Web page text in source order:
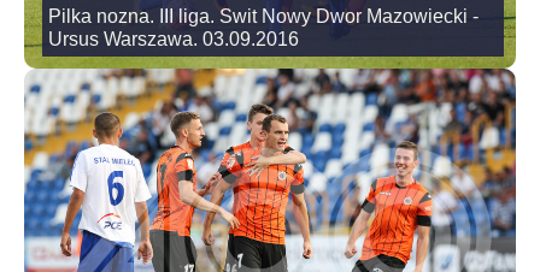
Pilka nozna. III liga. Swit Nowy Dwor Mazowiecki -
Ursus Warszawa. 03.09.2016